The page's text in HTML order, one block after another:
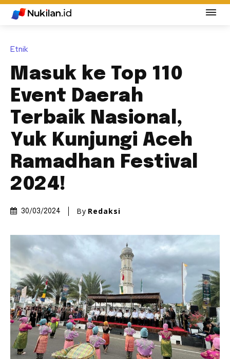
Etnik
Masuk ke Top 110
Event Daerah
Terbaik Nasional,
Yuk Kunjungi Aceh
Ramadhan Festival
2024!
30/03/2024 By Redaksi